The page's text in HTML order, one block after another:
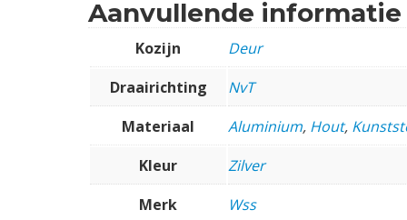
Aanvullende informatie
Kozijn
Deur
Draairichting
NvT
Materiaal
Aluminium, Hout,
Kleur
Zilver
Merk
Wss